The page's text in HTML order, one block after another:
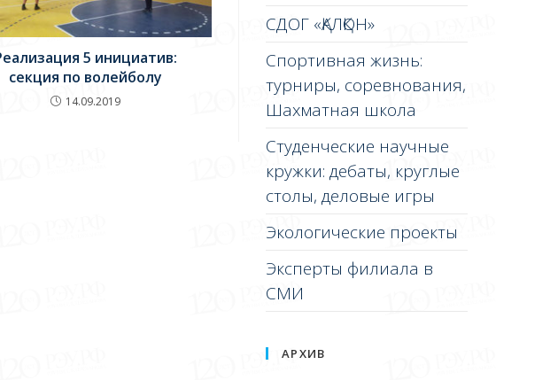
5 инициатив:
секция по волейболу
14.09.2019
СДОГ «ҚАЛҚОН»
Спортивная жизнь:
турниры, соревнования,
Шахматная школа
Студенческие научные
кружки: дебаты, круглые
столы, деловые игры
Экологические проекты
Эксперты филиала в
СМИ
АРХИВ